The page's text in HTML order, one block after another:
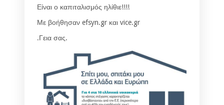
Είναι ο καπιταλισμός ηλίθιε!!!!
Με βοήθησαν efsyn.gr και vice.gr
.Γεια σας.